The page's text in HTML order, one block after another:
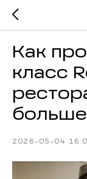
Как
класс
2026-05-04